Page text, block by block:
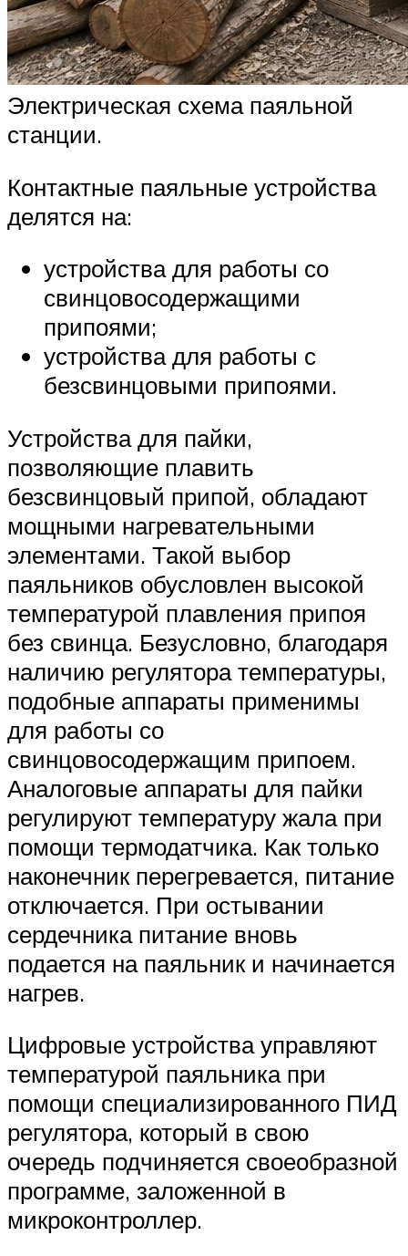
Электрическая схема паяльной
станции.
Контактные паяльные устройства
делятся на:
устройства для работы со
свинцовосодержащими
припоями;
устройства для работы с
безсвинцовыми припоями.
Устройства для пайки,
позволяющие плавить
безсвинцовый припой, обладают
мощными нагревательными
элементами. Такой выбор
паяльников обусловлен высокой
температурой плавления припоя
без свинца. Безусловно, благодаря
наличию регулятора температуры,
подобные аппараты применимы
для работы со
свинцовосодержащим припоем.
Аналоговые аппараты для пайки
регулируют температуру жала при
помощи термодатчика. Как только
наконечник перегревается, питание
отключается. При остывании
сердечника питание вновь
подается на паяльник и начинается
нагрев.
Цифровые устройства управляют
температурой паяльника при
помощи специализированного ПИД
регулятора, который в свою
очередь подчиняется своеобразной
программе, заложенной в
микроконтроллер.